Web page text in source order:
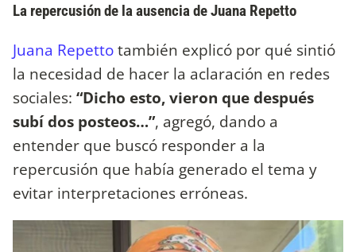
La repercusión de la ausencia de Juana Repetto
Juana Repettotambién explicó por qué sintió
la necesidad de hacer la aclaración en redes
sociales: “Dicho esto, vieron que después
subí dos posteos…”, agregó, dando a
entender que buscó responder a la
repercusión que había generado el tema y
evitar interpretaciones erróneas.